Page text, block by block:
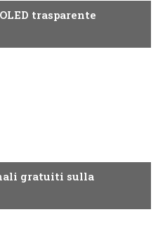
trasparente
gratuiti sulla